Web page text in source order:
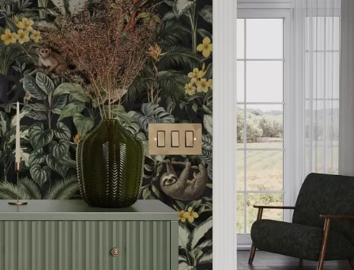
Premium-Vinyl
65.0039.00€/m²